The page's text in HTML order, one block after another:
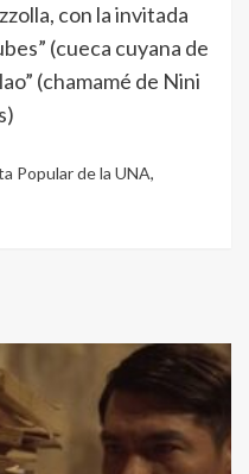
con la invitada
(cueca cuyana de
(chamamé de Nini
Popular de la UNA,